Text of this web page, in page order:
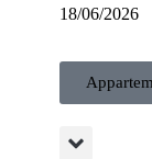
18/06/2026